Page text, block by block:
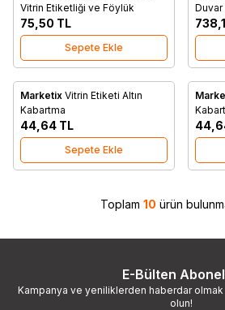
Favorilere EkleVitrin Etiketliği ve Föylük
75,50 TL
Sepete Ekle
Favorilere Ekle
Marketix Vitrin Etiketi Altın
Kabartma
44,64 TL
Sepete Ekle
Toplam 10 ürün
E-Bülten
Kampanya ve yeniliklerden haberdar
olun!